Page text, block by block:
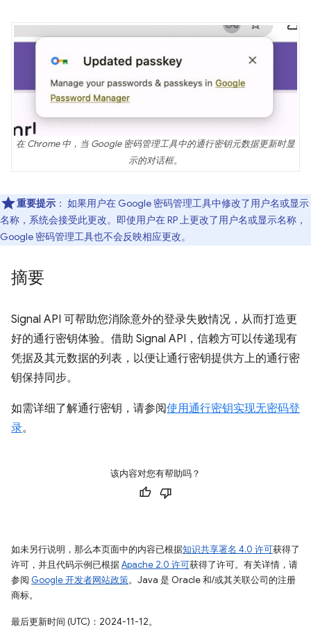
在 Chrome 中，当 Google 密码管理工具中的通行密钥元数据更新时显
示的对话框。
重要提示 ： 如果用户在 Google 密码管理工具中修改了用户名或显示
名称，系统会接受此更改。即使用户在 RP 上更改了用户名或显示名称，
Google 密码管理工具也不会反映相应更改。
摘要
Signal API 可帮助您消除意外的登录失败情况，从而打造更
好的通行密钥体验。借助 Signal API，信赖方可以传递现有
凭据及其元数据的列表，以便让通行密钥提供方上的通行密
钥保持同步。
如需详细了解通行密钥，请参阅使用通行密钥实现无密码登
录。
该内容对您有帮助吗？
如未另行说明，那么本页面中的内容已根据知识共享署名 4.0 许可获得了
许可，并且代码示例已根据Apache 2.0 许可获得了许可。有关详情，请
参阅 Google 开发者网站政策。Java 是 Oracle 和/或其关联公司的注册
商标。
最后更新时间 (UTC)：2024-11-12。